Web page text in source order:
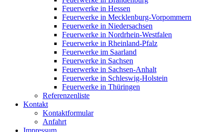
Feuerwerke in Hessen
Feuerwerke in Mecklenburg-Vorpommern
Feuerwerke in Niedersachsen
Feuerwerke in Nordrhein-Westfalen
Feuerwerke in Rheinland-Pfalz
Feuerwerke im Saarland
Feuerwerke in Sachsen
Feuerwerke in Sachsen-Anhalt
Feuerwerke in Schleswig-Holstein
Feuerwerke in Thüringen
Referenzenliste
Kontakt
Kontaktformular
Anfahrt
Impressum